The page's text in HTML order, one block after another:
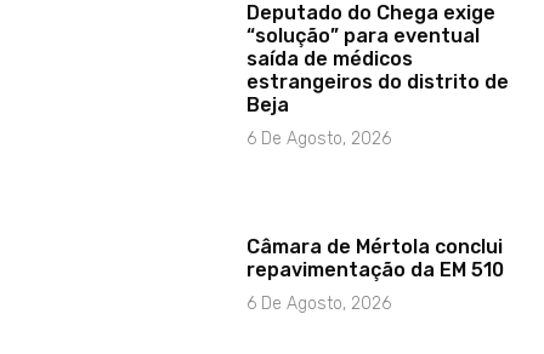
Deputado do Chega exige
“solução” para eventual
saída de médicos
estrangeiros do distrito de
Beja
6 De Agosto, 2026
Câmara de Mértola conclui
repavimentação da EM 510
6 De Agosto, 2026